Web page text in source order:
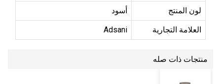
لون المنتج أسود
العلامة التجارية Adsani
منتجات ذات صله